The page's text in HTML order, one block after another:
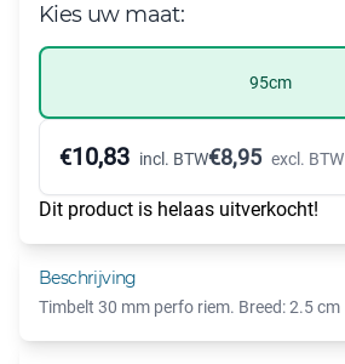
Kies uw maat:
95cm
€10,83 incl. BTW€8,95 excl. BTW
Dit product is helaas uitverkocht!
Beschrijving
Timbelt 30 mm perfo riem. Breed: 2.5 cm